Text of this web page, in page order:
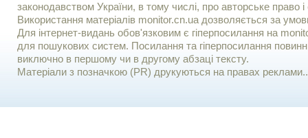
законодавством України, в тому числі, про авторське право і
Використання матерiалiв monitor.cn.ua дозволяється за
Для iнтернет-видань обов'язковим є гiперпосилання на
для пошукових систем. Посилання та гіперпосилання
виключно в першому чи в другому абзаці тексту.
Матеріали з позначкою (PR) друкуються на правах реклами..